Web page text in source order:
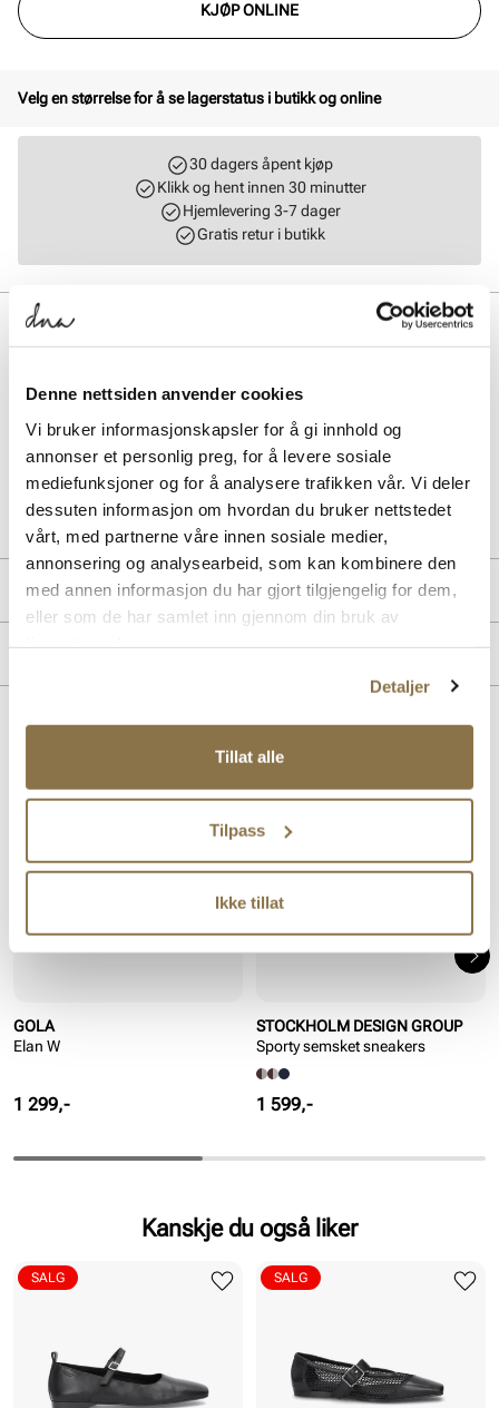
Denne nettsiden anvender cookies
Vi bruker informasjonskapsler for å gi innhold og
annonser et personlig preg, for å levere sosiale
mediefunksjoner og for å analysere trafikken vår. Vi deler
dessuten informasjon om hvordan du bruker nettstedet
vårt, med partnerne våre innen sosiale medier,
annonsering og analysearbeid, som kan kombinere den
med annen informasjon du har gjort tilgjengelig for dem,
eller som de har samlet inn gjennom din bruk av
Detaljer
Tillat alle
Tilpass
Ikke tillat
KJØP ONLINE
Velg en størrelse for å se lagerstatus i butikk og online
30 dagers åpent kjøp
Klikk og hent innen 30 minutter
Hjemlevering 3-7 dager
Gratis retur i butikk
BESKRIVELSE
optimal komfort. Den tynne, slitesterke gummisålen gir godt grep,
en allsidig og elegant sneaker.
Art. nr.35663433
Lev. art. nr6123-001
PRODUKTDETALJER
MERKE
GOLA
Elan W
Pris
1 299,-
STOCKHOLM DESIGN GROUP
Sporty semsket sneakers
Pris
1 599,-
Kanskje du også liker
SALG SALG